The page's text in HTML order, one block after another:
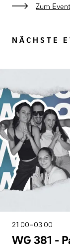
Zum
NÄCHSTE
21 00–03 00
WG 381 -